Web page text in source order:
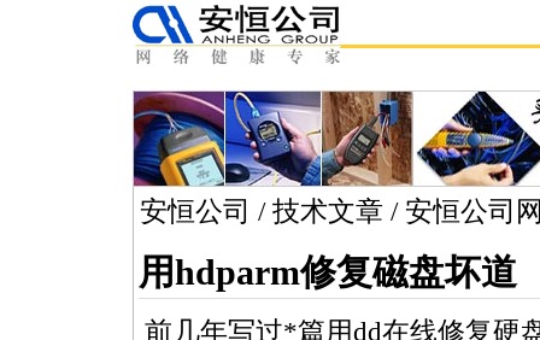
安恒公司 / 技术文章 / 安恒公司
用hdparm修复磁盘坏道
前几年写过*篇用dd在线修复硬